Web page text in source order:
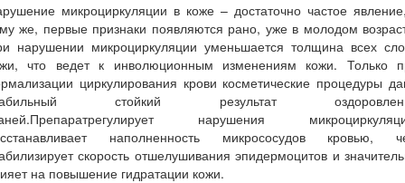
микроциркуляции в коже – достаточно частое
же, первые признаки появляются рано, уже в молодом
нарушении микроциркуляции уменьшается толщина всех
что ведет к инволюционным изменениям кожи. Только
циркулирования крови косметические процедуры
стойкий результат
нарушения
наполненность микрососудов кровью,
скорость отшелушивания эпидермоцитов и
на повышение гидратации кожи.